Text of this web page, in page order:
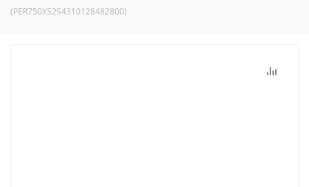
(PER750XS2S4310128482800)